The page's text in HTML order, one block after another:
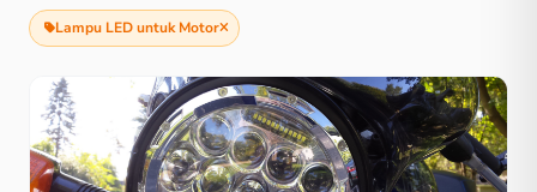
Lampu LED untuk Motor